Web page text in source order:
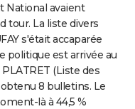
National avaient
tour. La liste divers
s'était accaparée
politique est arrivée au
(Liste des
8 bulletins. Le
là à 44,5 %